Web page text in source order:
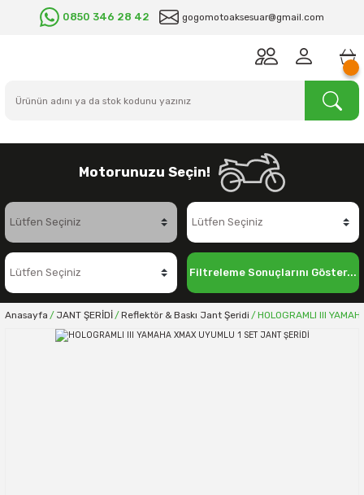
0850 346 28 42 gogomotoaksesuar@gmail.com
Motorunuzu Seçin!
Filtreleme Sonuçlarını Göster...
Anasayfa JANT ŞERİDİ Reflektör & Baskı Jant Şeridi HOLOGRAMLI III